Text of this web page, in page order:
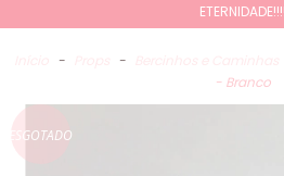
ETERNIDADE!!!!
- -
- Branco
ESGOTADO